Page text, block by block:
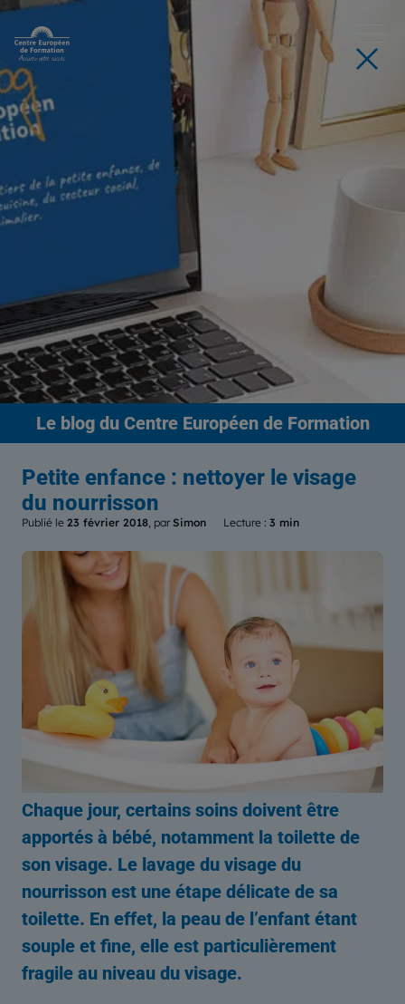
Le blogdu Centre Européen de Formation
Petite enfance : nettoyer le visage
du nourrisson
Publié le 23 février 2018, par Simon Lecture : 3 min
Chaque jour, certains soins doivent être
apportés à bébé, notamment la toilette de
son visage. Le lavage du visage du
nourrisson est une étape délicate de sa
toilette. En effet, la peau de l’enfant étant
souple et fine, elle est particulièrement
fragile au niveau du visage.